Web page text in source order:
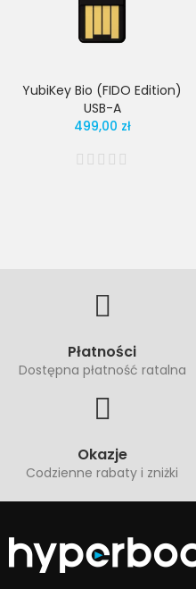
YubiKey Bio (FIDO Edition)
USB-A
499,00 zł
Płatności
Dostępna płatność ratalna
Okazje
Codzienne rabaty i zniżki